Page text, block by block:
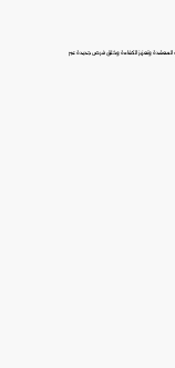
المعقدة وتعزيز الكفاءة وخلق فرص جديدة عبر